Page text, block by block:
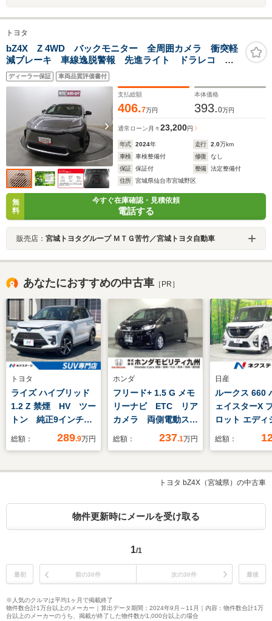
トヨタ
bZ4X Z 4WD バックモニター 全周囲カメラ 衝突軽
減ブレーキ 車線逸脱警報 先進ライト ドラレコ サ
ポカー 横滑り防止装置 ETC スマートキー
ディーラー保証 車両品質評価書付
支払総額
406.7万円
本体価格
393.0万円
通常ローン 月々23,200円
年式 2024年 走行 2.0万km
車検
車検整備付 修復
なし
保証
保証付 整備
法定整備付
住所
宮城県仙台市宮城野区
無
料
今すぐ在庫確認・見積依頼
電話する
販売店： 宮城トヨタグループ ＭＴＧ苦竹／宮城トヨタ自動車
あなたにおすすめの中古車 ［PR］
トヨタ
ライズ ハイブリッド
1.2 Z 禁煙 HV ツー
トン 純正9インチ
DA 全周囲カメラ
レコ ETC シートヒ
ー LEDヘッド スマ
総額： 289.9万円
ホンダ
フリード+ 1.5 G メモ
リーナビ ETC リア
カメラ 両側電動スラ
総額： 237.1万円
日産
ルークス 660
ェイスターX
ロット エディ
禁煙車 純正9
ドドア 衝突軽
テム プロパイ
キングブレー
総額：
トヨタ bZ4X（宮城県）の中古車
物件更新時にメールを受け取る
1/1
最初 前の30件 次の30件 最後
※人気のクルマは平均1ヶ月で掲載終了
物件数合計1万台以上のメーカー｜算出データ期間：2024年9月～11月｜内容：物件数合計1万
台以上のメーカーのうち、掲載が終了した物件数が1,000台以上の場合